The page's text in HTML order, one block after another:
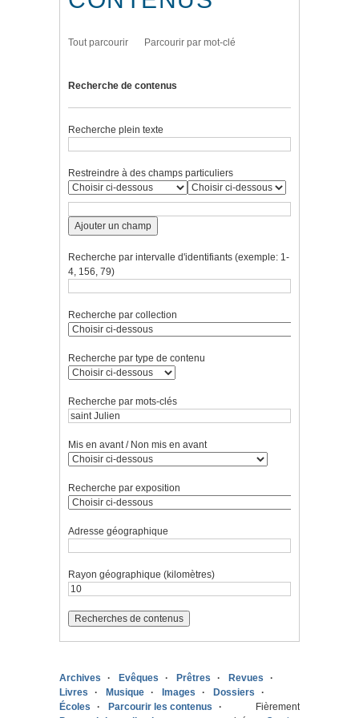
Tout parcourir Parcourir par mot-clé
Recherche de contenus
Recherche plein texte
Restreindre à des champs particuliers
Ajouter un champ
Recherche par intervalle d'identifiants (exemple: 1-
4, 156, 79)
Recherche par collection
Recherche par type de contenu
Recherche par mots-clés
Mis en avant / Non mis en avant
Recherche par exposition
Adresse géographique
Rayon géographique (kilomètres)
Archives Evêques Prêtres
Revues
Livres
Musique Images
Dossiers
Écoles
Parcourir les contenus
Fièrement